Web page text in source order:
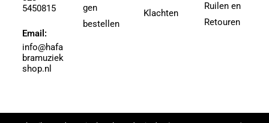
Ahronheim, Albert
Airto Moreira Ramon Zenker
Aitken
Aitken, Robert
4,5
4,5 (3e divisie)
4.5
6
5450815
Email:
info@hafa
bramuziek
shop.nl
gen
bestellen
Klachten
Ruilen en
Retouren